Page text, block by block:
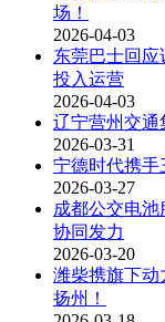
场！
2026-04-03
东莞巴士回
投入运营
2026-04-03
辽宁营州交通
2026-03-31
宁德时代携手
2026-03-27
成都公交电
协同发力
2026-03-20
潍柴携旗下动
扬州！